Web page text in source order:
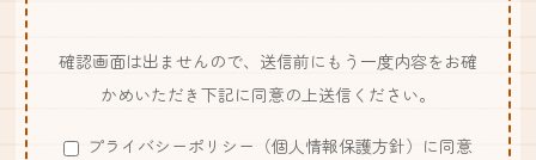
確認画面は出ませんので、送信前にもう一度内容をお確
かめいただき下記に同意の上送信ください。
プライバシーポリシー（個人情報保護方針）に同意